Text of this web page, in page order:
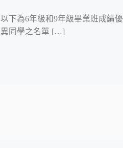
以下為6年級和9年級畢業班成績優
異同學之名單 […]